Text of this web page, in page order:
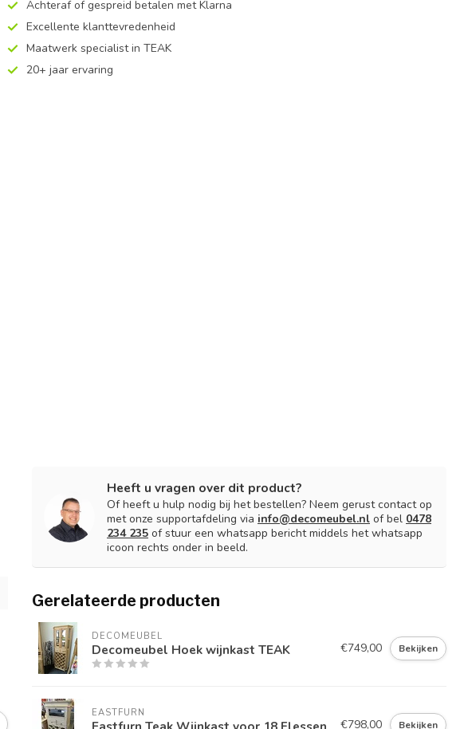
Achteraf of gespreid betalen met Klarna
Excellente klanttevredenheid
Maatwerk specialist in TEAK
20+ jaar ervaring
Heeft u vragen over dit product?
Of heeft u hulp nodig bij het bestellen? Neem gerust contact op
met onze supportafdeling via info@decomeubel.nl of bel 0478
234 235 of stuur een whatsapp bericht middels het whatsapp
icoon rechts onder in beeld.
Gerelateerde producten
DECOMEUBEL
Decomeubel Hoek wijnkast TEAK €749,00 Bekijken
EASTFURN
€798,00 Bekijken